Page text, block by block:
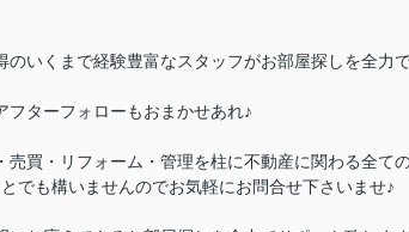
いくまで経験豊富なスタッフがお部屋探しを全力
ターフォローもおまかせあれ♪
買・リフォーム・管理を柱に不動産に関わる全て
でも構いませんのでお気軽にお問合せ下さいませ♪